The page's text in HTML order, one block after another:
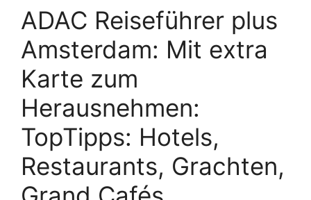
ADAC Reiseführer plus
Amsterdam: Mit extra
Karte zum
Herausnehmen:
TopTipps: Hotels,
Restaurants, Grachten,